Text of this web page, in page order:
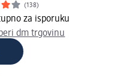
(138)
za isporuku
dm trgovinu